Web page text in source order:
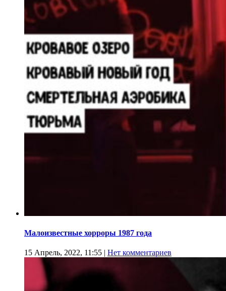
Малоизвестные хорроры 1987 года
15 Апрель, 2022, 11:55 | Нет комментариев